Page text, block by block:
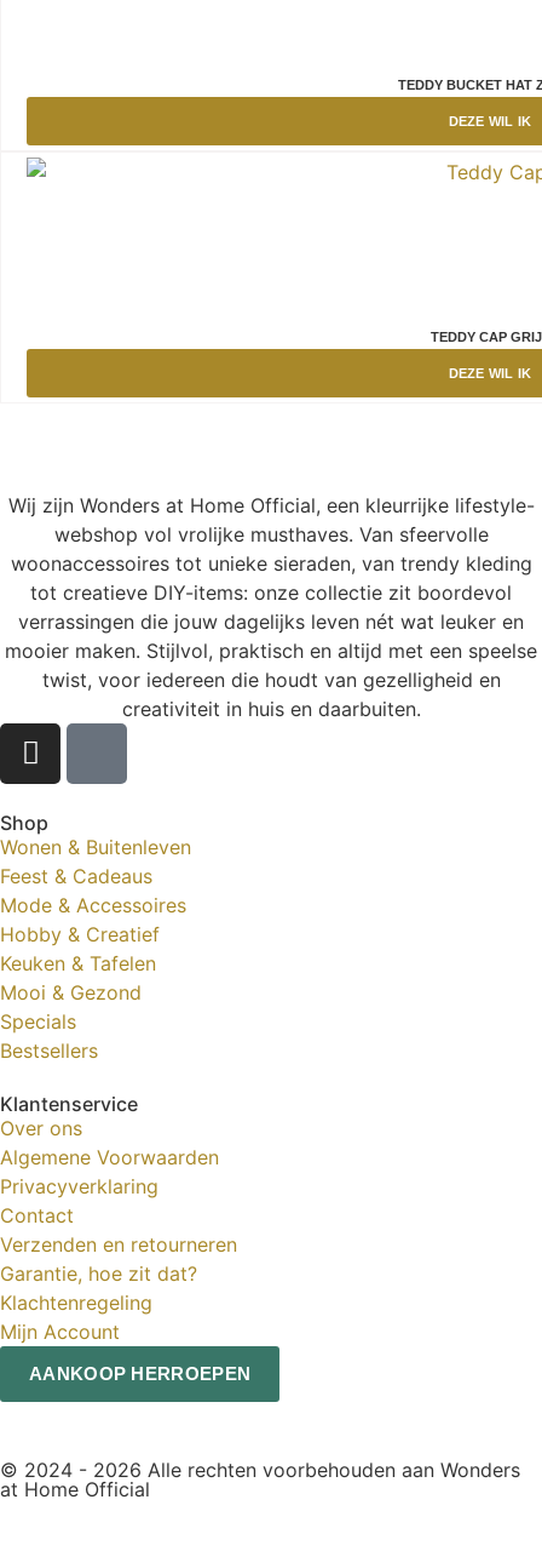
TEDDY BUCKET HAT
DEZE WIL IK
TEDDY CAP
DEZE WIL IK
Wij zijn Wonders at Home Official, een kleurrijke lifestyle-
webshop vol vrolijke musthaves. Van sfeervolle
woonaccessoires tot unieke sieraden, van trendy kleding
tot creatieve DIY-items: onze collectie zit boordevol
verrassingen die jouw dagelijks leven nét wat leuker en
mooier maken. Stijlvol, praktisch en altijd met een speelse
twist, voor iedereen die houdt van gezelligheid en
creativiteit in huis en daarbuiten.
Shop
Wonen & Buitenleven
Feest & Cadeaus
Mode & Accessoires
Hobby & Creatief
Keuken & Tafelen
Mooi & Gezond
Specials
Bestsellers
Klantenservice
Over ons
Algemene Voorwaarden
Privacyverklaring
Contact
Verzenden en retourneren
Garantie, hoe zit dat?
Klachtenregeling
Mijn Account
AANKOOP HERROEPEN
© 2024 - 2026 Alle rechten voorbehouden aan Wonders
at Home Official